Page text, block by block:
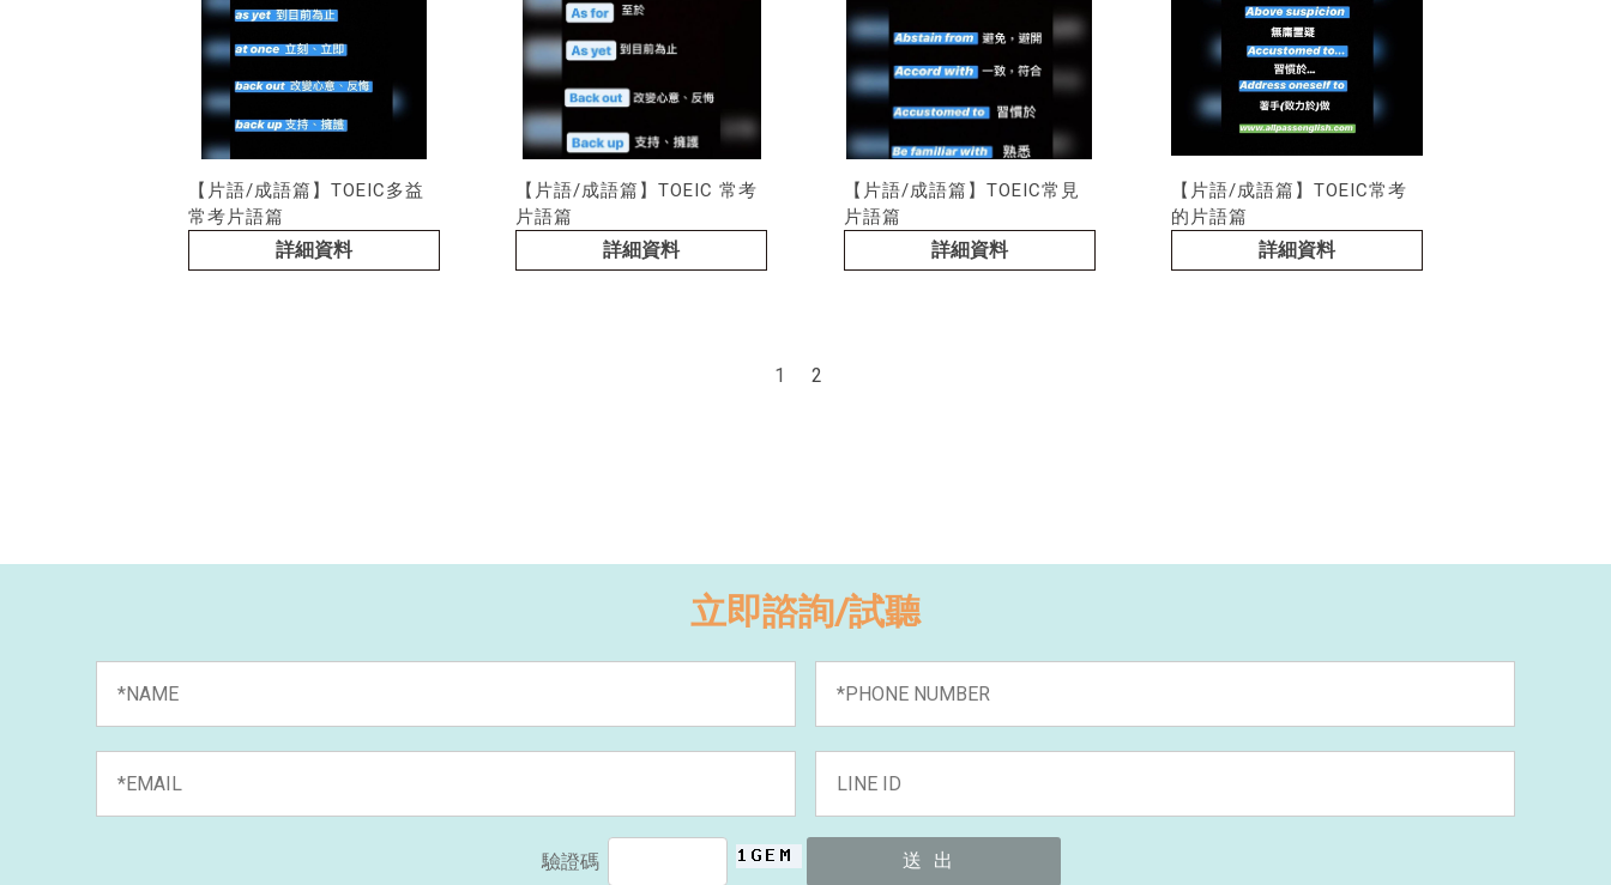
【片語/成語篇】TOEIC多益
常考片語篇
詳細資料
【片語/成語篇】TOEIC 常考
片語篇
詳細資料
【片語/成語篇】TOEIC常見
片語篇
詳細資料
【片語/成語篇】TOEIC常考
的片語篇
詳細資料
1 2
立即諮詢/試聽
驗證碼